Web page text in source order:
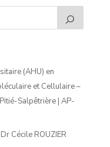
(AHU) en
et Cellulaire –
Salpêtrière | AP-
Cécile ROUZIER